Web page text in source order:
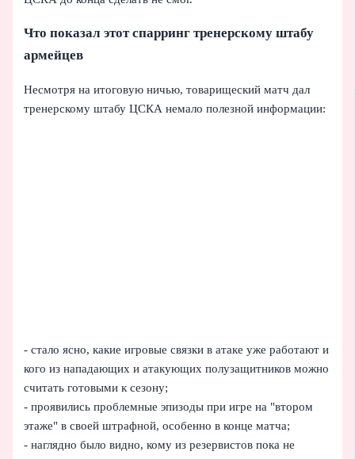
Что показал этот спарринг тренерскому штабу
армейцев
Несмотря на итоговую ничью, товарищеский матч дал
тренерскому штабу ЦСКА немало полезной информации:
- стало ясно, какие игровые связки в атаке уже работают и
кого из нападающих и атакующих полузащитников можно
считать готовыми к сезону;
- проявились проблемные эпизоды при игре на "втором
этаже" в своей штрафной, особенно в конце матча;
- наглядно было видно, кому из резервистов пока не